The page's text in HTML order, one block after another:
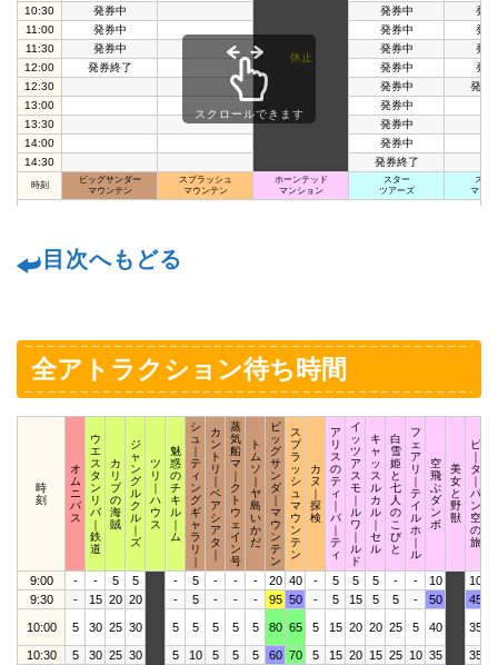
休止
10:30
発券中 発券中
発
11:00
発券中 発券中
発
11:30
発券中 発券中
発
12:00
発券終了 発券中
発
12:30
発券中
発券
13:00
発券中
13:30
発券中
14:00
発券中
14:30
発券終了
時刻
ビッグサンダー
マウンテン
スプラッシュ
マウンテン
ホーンテッド
マンション
スター
ツアーズ
スペ
マウン
スクロールできます
目次へもどる
全アトラクション待ち時間
時
刻
オ
ム
ニ
バ
ス
ウ
エ
ス
タ
ン
リ
バ
｜
鉄
道
カ
リ
ブ
の
海
賊
ジ
ャ
ン
グ
ル
ク
ル
｜
ズ
ツ
リ
｜
ハ
ウ
ス
魅
惑
の
チ
キ
ル
｜
ム
シ
ュ
｜
テ
ィ
ン
グ
ギ
ャ
ラ
リ
｜
カ
ン
ト
リ
｜
ベ
ア
シ
ア
タ
｜
蒸
気
船
マ
｜
ク
ト
ウ
ェ
イ
ン
号
ト
ム
ソ
｜
ヤ
島
い
か
だ
ビ
ッ
グ
サ
ン
ダ
｜
マ
ウ
ン
テ
ン
ス
プ
ラ
ッ
シ
ュ
マ
ウ
ン
テ
ン
カ
ヌ
｜
探
検
ア
リ
ス
の
テ
ィ
｜
パ
｜
テ
ィ
イ
ッ
ツ
ア
ス
モ
｜
ル
ワ
｜
ル
ド
キ
ャ
ッ
ス
ル
カ
ル
｜
セ
ル
白
雪
姫
と
七
人
の
こ
び
と
フ
ェ
ア
リ
｜
テ
イ
ル
ホ
｜
ル
空
飛
ぶ
ダ
ン
ボ
美
女
と
野
獣
ピ
｜
タ
｜
パ
ン
空
の
旅
9:00 - - 5 5 - 5 - - - 20 40 - 5 5 5 - - 10 10
9:30
- 15 20 20 - 5 - - - 95 50 - 5 15 5 5 - 50 45
10:00 5 30 25 30 5 5 5 5 5 80 65 5 15 20 20 25 5 40 35
10:30 5 30 25 30 5 10 5 5 5 60 70 5 15 20 15 25 10 35 35